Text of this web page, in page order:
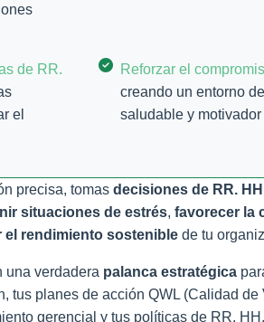
de RR.
el
Reforzar el
creando un entorno
saludable y motivador
precisa, tomas decisiones de RR.
situaciones de estrés, favorecer la
el rendimiento sostenible de tu
una verdadera palanca estratégica
tus planes de acción QWL (Calidad de
gerencial y tus políticas de RR. HH.